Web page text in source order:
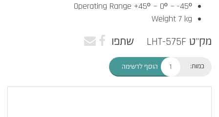
Operating Range +45º ~ 0º ~ -45º
Weight 7 kg
מק"ט LHT-575F שתפו
כמות: הוסף לרשימה